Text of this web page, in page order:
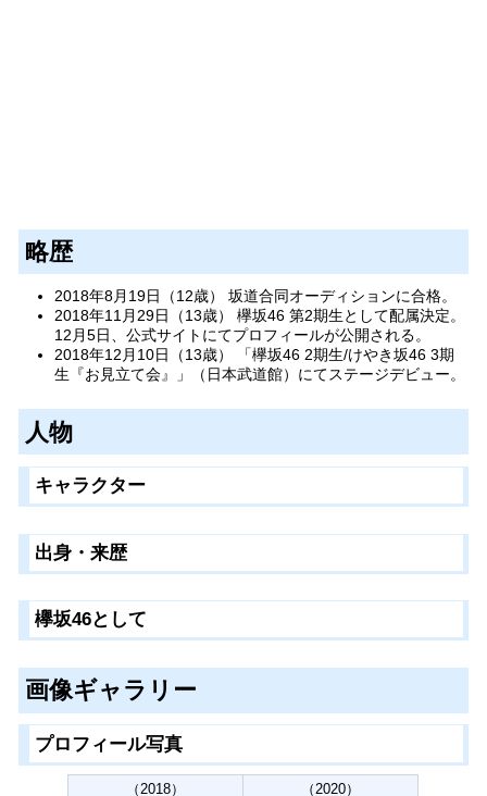
略歴
2018年8月19日（12歳） 坂道合同オーディションに合格。
2018年11月29日（13歳） 欅坂46 第2期生として配属決定。
12月5日、公式サイトにてプロフィールが公開される。
2018年12月10日（13歳） 「欅坂46 2期生/けやき坂46 3期
生『お見立て会』」（日本武道館）にてステージデビュー。
人物
キャラクター
出身・来歴
欅坂46として
画像ギャラリー
プロフィール写真
（2018） （2020）